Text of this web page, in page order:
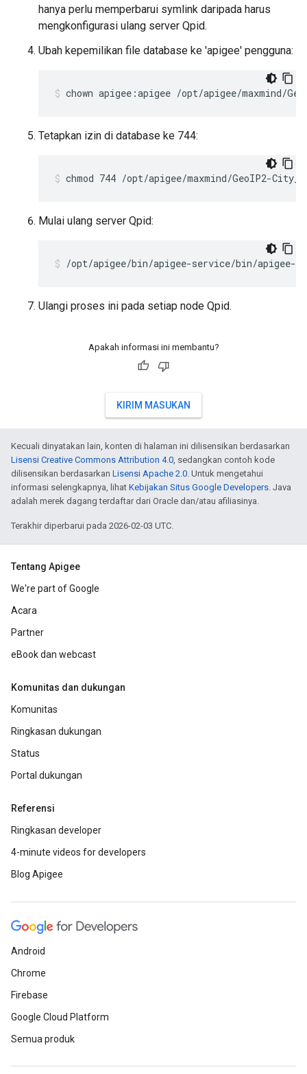
hanya perlu memperbarui symlink daripada harus
mengkonfigurasi ulang server Qpid.
Ubah kepemilikan file database ke 'apigee' pengguna:
chown apigee:apigee /opt/apigee/maxmind/
Tetapkan izin di database ke 744:
chmod 744 /opt/apigee/maxmind/GeoIP2-
Mulai ulang server Qpid:
/opt/apigee/bin/apigee-service/bin/apigee-
Ulangi proses ini pada setiap node Qpid.
Apakah informasi ini membantu?
KIRIM MASUKAN
Kecuali dinyatakan lain, konten di halaman ini dilisensikan berdasarkan
Lisensi Creative Commons Attribution 4.0, sedangkan contoh kode
dilisensikan berdasarkan Lisensi Apache 2.0. Untuk mengetahui
informasi selengkapnya, lihat Kebijakan Situs Google Developers. Java
adalah merek dagang terdaftar dari Oracle dan/atau afiliasinya.
Terakhir diperbarui pada 2026-02-03 UTC.
Tentang Apigee
We're part of Google
Acara
Partner
eBook dan webcast
Komunitas dan dukungan
Komunitas
Ringkasan dukungan
Status
Portal dukungan
Referensi
Ringkasan developer
4-minute videos for developers
Blog Apigee
Android
Chrome
Firebase
Google Cloud Platform
Semua produk